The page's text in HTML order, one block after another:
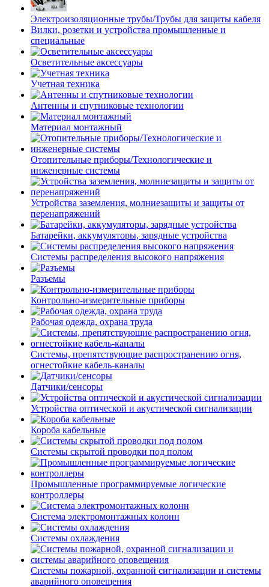
Электроизоляционные трубы/Трубы для защиты кабеля
Вилки, розетки и устройства промышленные и
специальные
Осветительные аксессуары
Учетная техника
Антенны и спутниковые технологии
Материал монтажный
Отопительные приборы/Технологические и
инженерные системы
Устройства заземления, молниезащиты и защиты от
перенапряжений
Батарейки, аккумуляторы, зарядные устройства
Системы распределения высокого напряжения
Разъемы
Контрольно-измерительные приборы
Рабочая одежда, охрана труда
Системы, препятствующие распространению огня,
огнестойкие кабель-каналы
Датчики/сенсоры
Устройства оптической и акустической сигнализации
Короба кабельные
Системы скрытой проводки под полом
Промышленные программируемые логические
контроллеры
Система электромонтажных колонн
Системы охлаждения
Системы пожарной, охранной сигнализации и системы
аварийного оповещения